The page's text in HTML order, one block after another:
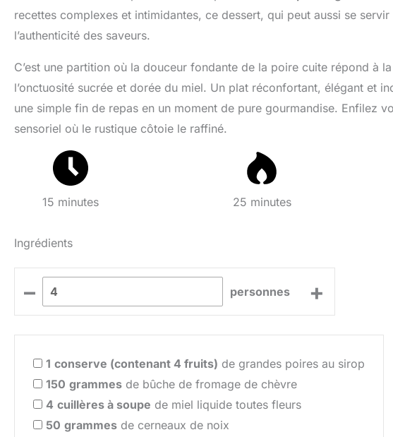
recettes complexes et intimidantes, ce dessert, qui peut aussi se
l’authenticité des saveurs.
C’est une partition où la douceur fondante de la poire cuite répond à
l’onctuosité sucrée et dorée du miel. Un plat réconfortant, élégant et
une simple fin de repas en un moment de pure gourmandise. Enfilez
sensoriel où le rustique côtoie le raffiné.
15 minutes 25 minutes
Ingrédients
– personnes +
1 conserve (contenant 4 fruits) de grandes poires au sirop
150 grammes de bûche de fromage de chèvre
4 cuillères à soupe de miel liquide toutes fleurs
50 grammes de cerneaux de noix